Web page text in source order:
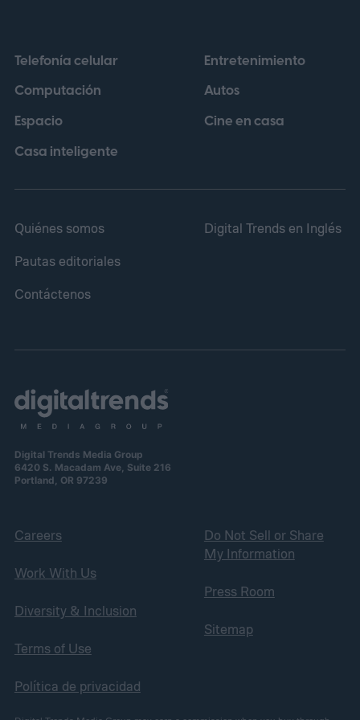
deberán poder retirarse y reemplazarse
con herramientas disponibles
comercialmente a partir del 18 de febrero
de 2027.
Telefonía celular
Computación
Espacio
Casa inteligente
Entretenimiento
Autos
Cine en casa
Quiénes somos
Pautas editoriales
Contáctenos
Digital Trends en Inglés
Digital Trends Media Group
6420 S. Macadam Ave, Suite 216
Portland, OR 97239
Careers
Work With Us
Diversity & Inclusion
Terms of Use
Política de privacidad
Do Not Sell or Share
My Information
Press Room
Sitemap